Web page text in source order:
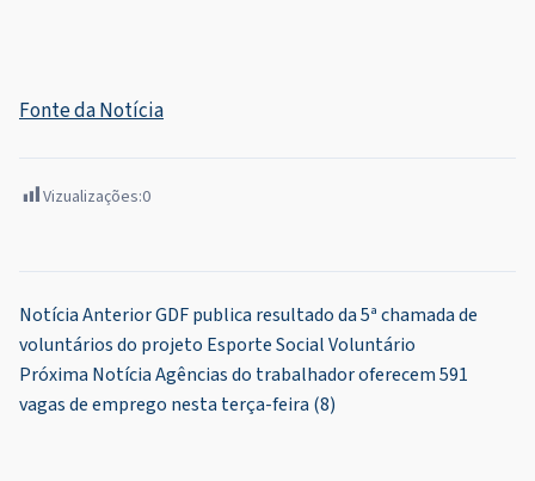
Fonte da Notícia
Vizualizações:0
Navegação
de
Post
Notícia AnteriorGDF publica resultado da 5ª chamada de
voluntários do projeto Esporte Social Voluntário
Próxima NotíciaAgências do trabalhador oferecem 591
vagas de emprego nesta terça-feira (8)